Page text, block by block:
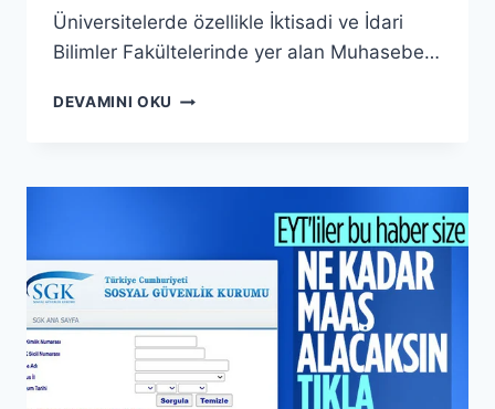
Üniversitelerde özellikle İktisadi ve İdari
Bilimler Fakültelerinde yer alan Muhasebe…
DEVAMINI OKU MUHASEBE
NEDIR?
İŞ
YAPAR?